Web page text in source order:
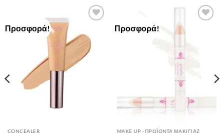
Προσφορά!
Wishlist
CONCEALER
Προσφορά!
MAKE UP - ΠΡΟΪΌΝΤΑ ΜΑΚΙΓΙΆΖ